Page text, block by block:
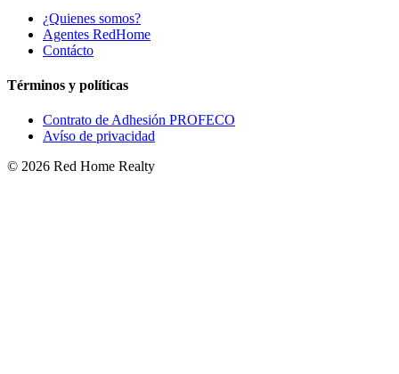
¿Quienes somos?
Agentes RedHome
Contácto
Términos y políticas
Contrato de Adhesión PROFECO
Avíso de privacidad
© 2026 Red Home Realty